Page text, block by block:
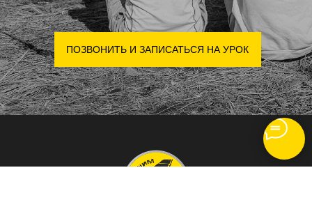
ПОЗВОНИТЬ И ЗАПИСАТЬСЯ НА УРОК